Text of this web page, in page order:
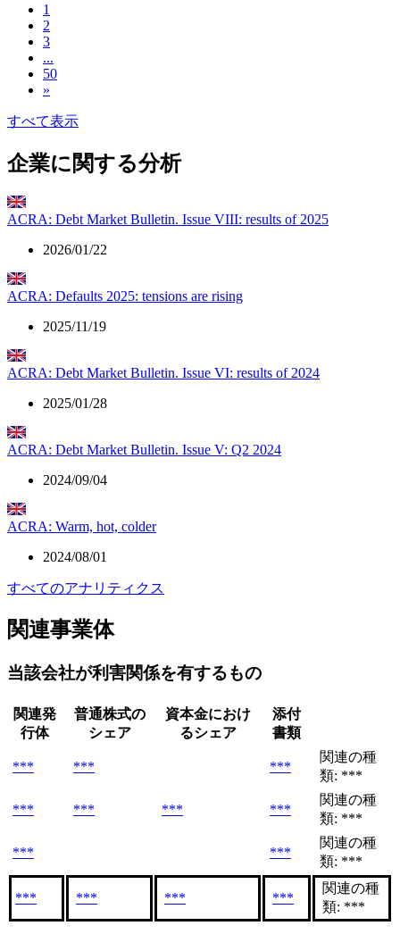
1
2
3
...
50
»
すべて表示
企業に関する分析
ACRA: Debt Market Bulletin. Issue VIII: results of 2025
2026/01/22
ACRA: Defaults 2025: tensions are rising
2025/11/19
ACRA: Debt Market Bulletin. Issue VI: results of 2024
2025/01/28
ACRA: Debt Market Bulletin. Issue V: Q2 2024
2024/09/04
ACRA: Warm, hot, colder
2024/08/01
すべてのアナリティクス
関連事業体
当該会社が利害関係を有するもの
関連発
行体
普通株式の
シェア
資本金におけ
るシェア
添付
書類
*** *** ***
関連の種
類: ***
*** *** *** ***
関連の種
類: ***
*** ***
関連の種
類: ***
*** *** *** ***
関連の種
類: ***